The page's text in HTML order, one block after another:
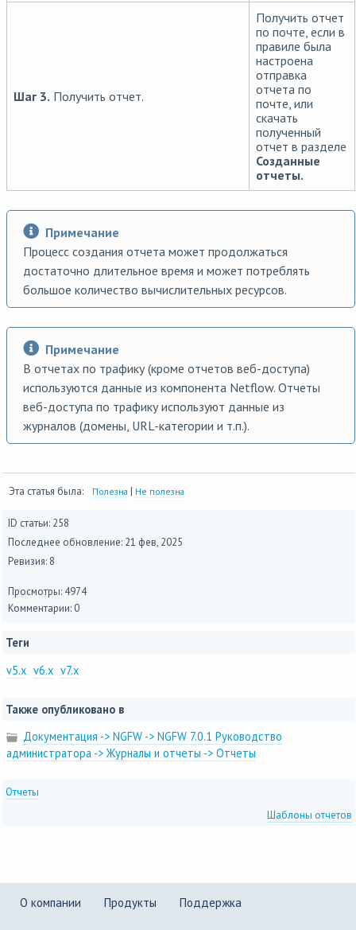
Шаг 3. Получить отчет.
Получить отчет
по почте, если в
правиле была
настроена
отправка
отчета по
почте, или
скачать
полученный
отчет в разделе
Созданные
отчеты.
Примечание
Процесс создания отчета может продолжаться
достаточно длительное время и может потреблять
большое количество вычислительных ресурсов.
Примечание
В отчетах по трафику (кроме отчетов веб-доступа)
используются данные из компонента Netflow. Отчеты
веб-доступа по трафику используют данные из
журналов (домены, URL-категории и т.п.).
Эта статья была: Полезна | Не полезна
ID статьи: 258
Последнее обновление: 21 фев, 2025
Ревизия: 8
Просмотры: 4974
Комментарии: 0
Теги
v5.x v6.x v7.x
Также опубликовано в
Документация -> NGFW -> NGFW 7.0.1 Руководство
администратора -> Журналы и отчеты -> Отчеты
Отчеты
Шаблоны отчетов
О компании Продукты Поддержка